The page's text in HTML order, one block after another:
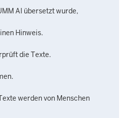
AI übersetzt wurde,
Hinweis.
die Texte.
werden von Menschen